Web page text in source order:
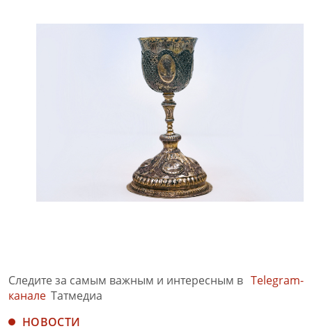
Следите за самым важным и интересным в Telegram-
канале Татмедиа
НОВОСТИ